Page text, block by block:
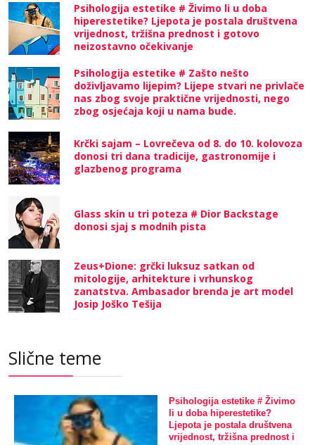
Psihologija estetike # Živimo li u doba
hiperestetike? Ljepota je postala društvena
vrijednost, tržišna prednost i gotovo
neizostavno očekivanje
Psihologija estetike # Zašto nešto
doživljavamo lijepim? Lijepe stvari ne privlače
nas zbog svoje praktične vrijednosti, nego
zbog osjećaja koji u nama bude.
Krčki sajam – Lovrečeva od 8. do 10. kolovoza
donosi tri dana tradicije, gastronomije i
glazbenog programa
Glass skin u tri poteza # Dior Backstage
donosi sjaj s modnih pista
Zeus+Dione: grčki luksuz satkan od
mitologije, arhitekture i vrhunskog
zanatstva. Ambasador brenda je art model
Josip Joško Tešija
Slične teme
Psihologija estetike # Živimo
li u doba hiperestetike?
Ljepota je postala društvena
vrijednost, tržišna prednost i